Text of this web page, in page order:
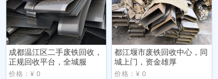
成都温江区二手废铁回收，
正规回收平台，全城服
价格：¥ 0
都江堰市废铁回收中心，同
城上门，资金雄厚
价格：¥ 0